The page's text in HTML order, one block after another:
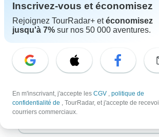
Voyages Culturel
Train Et Rail
Plage
Famille
Voyages Privés
Inscrivez-vous et économisez
Rejoignez TourRadar+ etéconomisez
jusqu'à 7% sur nos 50 000 aventures.
En m'inscrivant, j'accepte les CGV , politique de
confidentialité de , TourRadar, et j'accepte de
courriers commerciaux.